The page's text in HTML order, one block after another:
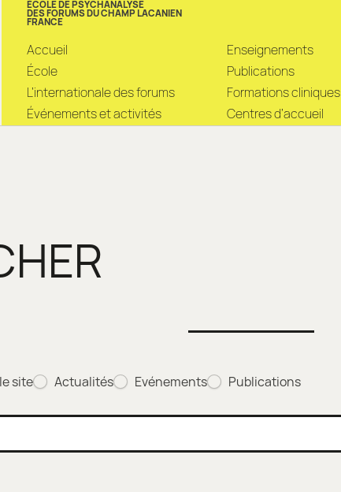
ÉCOLE DE PSYCHANALYSE
DES FORUMS DU CHAMP LACANIEN
FRANCE
Accueil
École
L’internationale des forums
Événements et activités
Enseignements
Publications
Formations cliniques
Centres d’accueil
site Actualités Evénements
Publications